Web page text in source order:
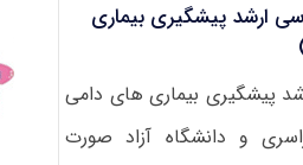
ارشد پیشگیری بیماری
پیشگیری بیماری های دامی
و دانشگاه آزاد صورت